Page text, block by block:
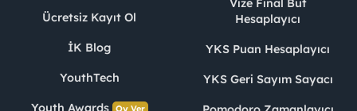
Ücretsiz Kayıt Ol
İK Blog
YouthTech
Youth Awards
Vize Final Büt
Hesaplayıcı
YKS Puan Hesaplayıcı
YKS Geri Sayım Sayacı